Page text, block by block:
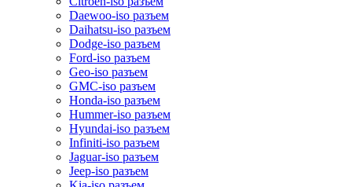
Daewoo-iso разъем
Daihatsu-iso разъем
Dodge-iso разъем
Ford-iso разъем
Geo-iso разъем
GMC-iso разъем
Honda-iso разъем
Hummer-iso разъем
Hyundai-iso разъем
Infiniti-iso разъем
Jaguar-iso разъем
Jeep-iso разъем